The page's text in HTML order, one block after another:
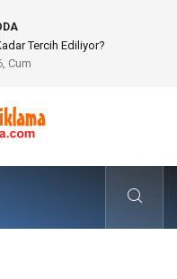
ve Hukuki Dengeler
Cum